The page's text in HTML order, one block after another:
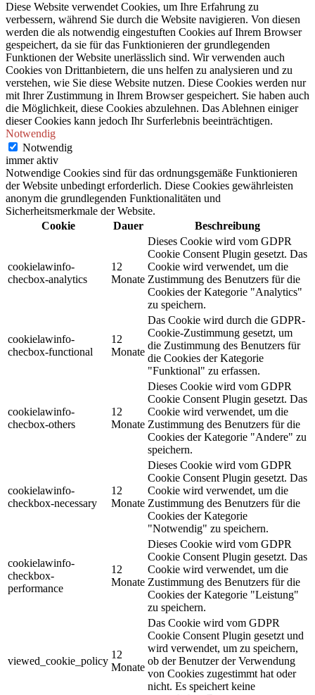
Diese Website verwendet Cookies, um Ihre Erfahrung zu
verbessern, während Sie durch die Website navigieren. Von diesen
werden die als notwendig eingestuften Cookies auf Ihrem Browser
gespeichert, da sie für das Funktionieren der grundlegenden
Funktionen der Website unerlässlich sind. Wir verwenden auch
Cookies von Drittanbietern, die uns helfen zu analysieren und zu
verstehen, wie Sie diese Website nutzen. Diese Cookies werden nur
mit Ihrer Zustimmung in Ihrem Browser gespeichert. Sie haben auch
die Möglichkeit, diese Cookies abzulehnen. Das Ablehnen einiger
dieser Cookies kann jedoch Ihr Surferlebnis beeinträchtigen.
Notwendig
Notwendig
immer aktiv
Notwendige Cookies sind für das ordnungsgemäße Funktionieren
der Website unbedingt erforderlich. Diese Cookies gewährleisten
anonym die grundlegenden Funktionalitäten und
Sicherheitsmerkmale der Website.
Cookie
Dauer Beschreibung
cookielawinfo-
checbox-analytics
12
Monate
Dieses Cookie wird vom GDPR
Cookie Consent Plugin gesetzt. Das
Cookie wird verwendet, um die
Zustimmung des Benutzers für die
Cookies der Kategorie "Analytics"
zu speichern.
cookielawinfo-
checbox-functional
12
Monate
Das Cookie wird durch die GDPR-
Cookie-Zustimmung gesetzt, um
die Zustimmung des Benutzers für
die Cookies der Kategorie
"Funktional" zu erfassen.
cookielawinfo-
checbox-others
12
Monate
Dieses Cookie wird vom GDPR
Cookie Consent Plugin gesetzt. Das
Cookie wird verwendet, um die
Zustimmung des Benutzers für die
Cookies der Kategorie "Andere" zu
speichern.
cookielawinfo-
checkbox-necessary
12
Monate
Dieses Cookie wird vom GDPR
Cookie Consent Plugin gesetzt. Das
Cookie wird verwendet, um die
Zustimmung des Benutzers für die
Cookies der Kategorie
"Notwendig" zu speichern.
cookielawinfo-
checkbox-
performance
12
Monate
Dieses Cookie wird vom GDPR
Cookie Consent Plugin gesetzt. Das
Cookie wird verwendet, um die
Zustimmung des Benutzers für die
Cookies der Kategorie "Leistung"
zu speichern.
viewed_cookie_policy
12
Monate
Das Cookie wird vom GDPR
Cookie Consent Plugin gesetzt und
wird verwendet, um zu speichern,
ob der Benutzer der Verwendung
von Cookies zugestimmt hat oder
nicht. Es speichert keine